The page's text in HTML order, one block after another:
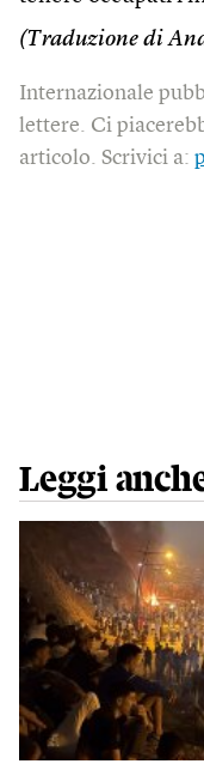
(Traduzione di
Internazionale
lettere. Ci
articolo. Scrivici a:
Leggi